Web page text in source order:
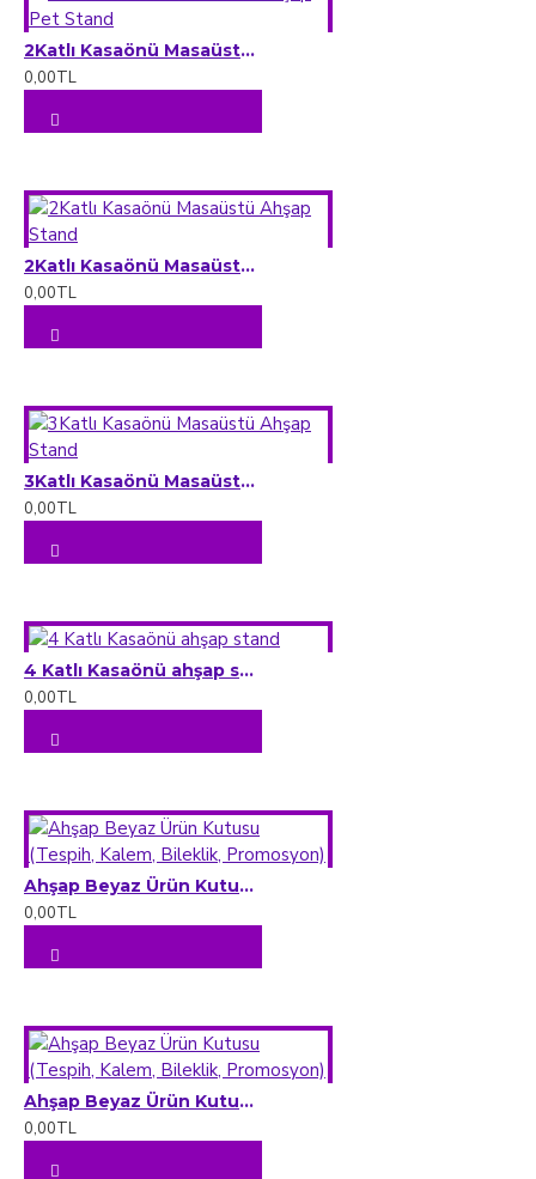
2Katlı Kasaönü Masaüstü Ahşap Pet Stand
0,00TL
2Katlı Kasaönü Masaüstü Ahşap Stand
0,00TL
3Katlı Kasaönü Masaüstü Ahşap Stand
0,00TL
4 Katlı Kasaönü ahşap stand
0,00TL
Ahşap Beyaz Ürün Kutusu (Tespih, Kalem, Bileklik, Promosyon)
0,00TL
Ahşap Beyaz Ürün Kutusu (Tespih, Kalem, Bileklik, Promosyon)
0,00TL